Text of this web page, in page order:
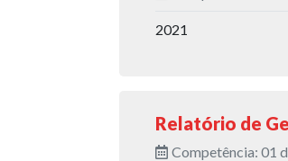
2021
Relatório de
Competência: 01